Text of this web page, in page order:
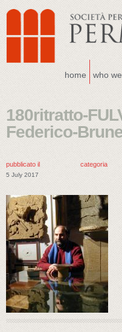
home who
180ritratto-
Federico-
pubblicato il
5 July 2017
categoria